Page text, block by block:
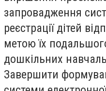
запровадження
реєстрації дітей
метою їх
дошкільних
Завершити